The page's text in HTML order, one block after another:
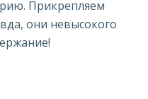
Прикрепляем
они невысокого